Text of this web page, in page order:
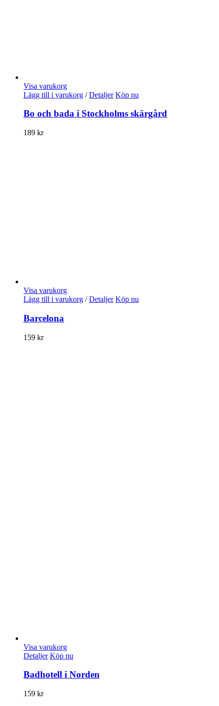
Visa varukorg
Lägg till i varukorg / Detaljer Köp nu
Bo och bada i Stockholms skärgård
189 kr
Visa varukorg
Lägg till i varukorg / Detaljer Köp nu
Barcelona
159 kr
Visa varukorg
Detaljer Köp nu
Badhotell i Norden
159 kr